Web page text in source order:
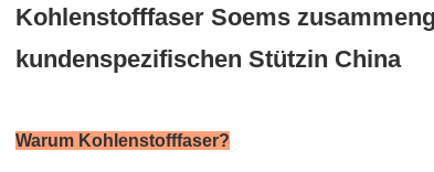
Kohlenstofffaser Soems
kundenspezifischen Stützin China
Warum Kohlenstofffaser?